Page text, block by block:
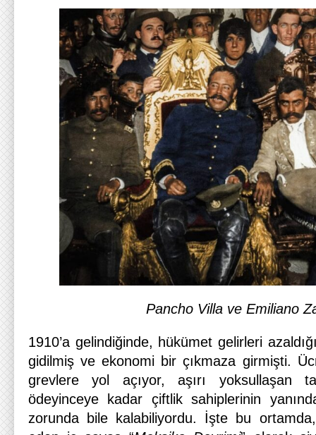
Pancho Villa ve Emiliano
1910’a gelindiğinde, hükümet gelirleri
gidilmiş ve ekonomi bir çıkmaza girmişti.
grevlere yol açıyor, aşırı yoksullaşan
ödeyinceye kadar çiftlik sahiplerinin
zorunda bile kalabiliyordu. İşte bu